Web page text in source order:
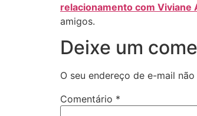
relacionamento com Viviane
amigos.
Deixe um
O seu endereço de e-mail
Comentário *